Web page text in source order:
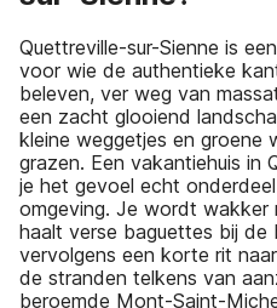
Quettreville-sur-Sienne is
voor wie de authentieke
beleven, ver weg van
een zacht glooiend
kleine weggetjes en groene
grazen. Een vakantiehuis in
je het gevoel echt
omgeving. Je wordt wakker
haalt verse baguettes bij de
vervolgens een korte rit
de stranden telkens van
beroemde Mont-Saint-